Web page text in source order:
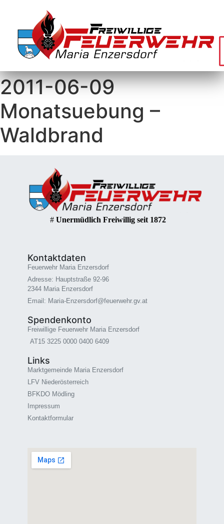
2011-06-09
Monatsuebung –
Waldbrand
# Unermüdlich Freiwillig seit 1872
Kontaktdaten
Feuerwehr Maria Enzersdorf
Adresse: Hauptstraße 92-96
2344 Maria Enzersdorf
Email: Maria-Enzersdorf@feuerwehr.gv.at
Spendenkonto
Freiwillige Feuerwehr Maria Enzersdorf
AT15 3225 0000 0400 6409
Links
Marktgemeinde Maria Enzersdorf
LFV Niederösterreich
BFKDO Mödling
Impressum
Kontaktformular